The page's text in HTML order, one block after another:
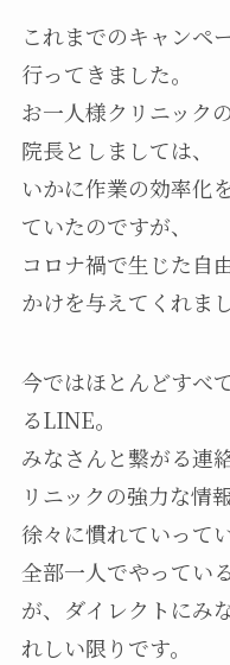
これまでのキャンペ
行ってきました。
お一人様クリニック
院長としましては、
いかに作業の効率化
ていたのですが、
コロナ禍で生じた自
かけを与えてくれまし
今ではほとんどすべ
るLINE。
みなさんと繋がる連
リニックの強力な情
徐々に慣れていって
全部一人でやってい
が、ダイレクトにみ
れしい限りです。